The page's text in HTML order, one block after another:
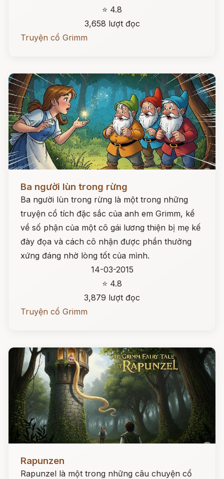
⭐ 4.8
3,658 lượt đọc
Truyện cổ Grimm
Ba người lùn trong rừng
Ba người lùn trong rừng là một trong những
truyện cổ tích đặc sắc của anh em Grimm, kể
về số phận của một cô gái lương thiện bị mẹ kế
đày đọa và cách cô nhận được phần thưởng
xứng đáng nhờ lòng tốt của mình.
14-03-2015
⭐ 4.8
3,879 lượt đọc
Truyện cổ Grimm
Rapunzen
Rapunzel là một trong những câu chuyện cổ